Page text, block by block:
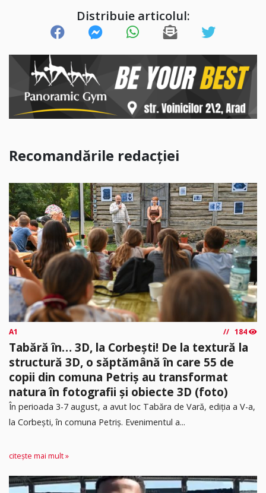
Distribuie articolul:
Recomandările redacției
A1 184
Tabără în… 3D, la Corbești! De la textură la
structură 3D, o săptămână în care 55 de
copii din comuna Petriș au transformat
natura în fotografii și obiecte 3D (foto)
În perioada 3-7 august, a avut loc Tabăra de Vară, ediția a V-a,
la Corbești, în comuna Petriș. Evenimentul a...
citește mai mult »